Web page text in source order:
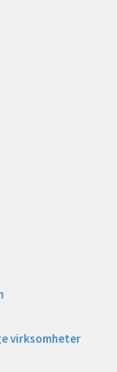
virksomheter